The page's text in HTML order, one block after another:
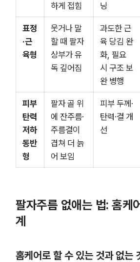
하게 접힘
닝
표정
·근
육형
웃거나 말
할 때 팔자
상부가 유
독 깊어짐
과도한 근
육 당김 완
화, 필요
시 구조 보
완 병행
피부
탄력
저하
동반
형
팔자 골 위
에 잔주름·
주름결이
겹쳐 더 늙
어 보임
피부 두께·
탄력·결 개
선
팔자주름 없애는 법: 홈케
계
홈케어로 할 수 있는 것과 없는